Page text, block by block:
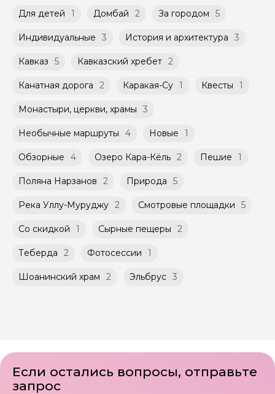
указанной на странице самого тура и
Агрегатором дополнительного соглашения
к Оферте Сервиса.
Способы оплаты на сайте: Картой
российского банка можно оплатить любую
экскурсию.
Мини-группы проводятся на тех же
условиях, что и групповые, но с количество
участников ограничено (группа может быть
Для детей 1 Домбай 2 За городом 5
Индивидуальные 3 История и архитектура 3
Кавказ 5 Кавказский хребет 2
Канатная дорога 2 Каракая-Су 1 Квесты 1
Монастыри, церкви, храмы 3
Необычные маршруты 4 Новые 1
Обзорные 4 Озеро Кара-Кёль 2 Пешие 1
Поляна Нарзанов 2 Природа 5
Река Уллу-Муруджу 2 Смотровые площадки 5
Со скидкой 1 Сырные пещеры 2
Теберда 2 Фотосессии 1
Шоанинский храм 2 Эльбрус 3
Если остались вопросы, отправьте
запрос